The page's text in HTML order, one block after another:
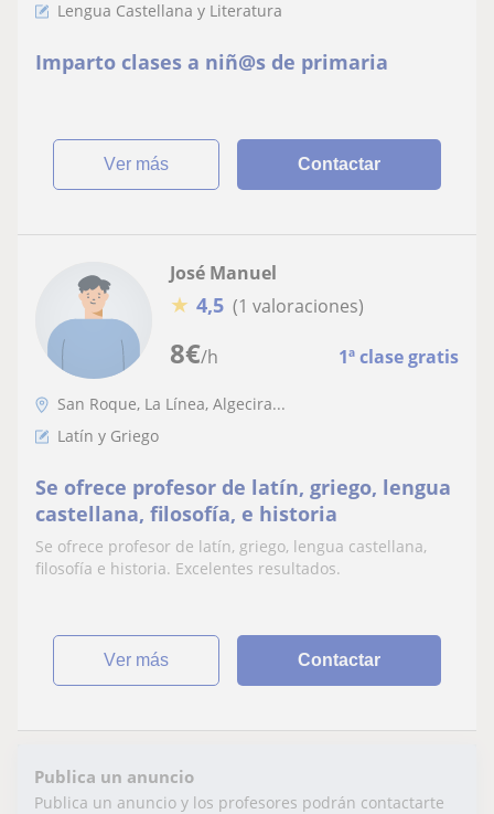
Lengua Castellana y Literatura
Imparto clases a niñ@s de primaria
ver más Contactar
8€/h 1ª clase gratis
José Manuel
★ 4,5 (1 valoraciones)
San Roque, La Línea, Algecira...
Latín y Griego
Se ofrece profesor de latín, griego, lengua
castellana, filosofía, e historia
Se ofrece profesor de latín, griego, lengua castellana,
filosofía e historia. Excelentes resultados.
ver más Contactar
Publica un anuncio
Publica un anuncio y los profesores podrán contactarte